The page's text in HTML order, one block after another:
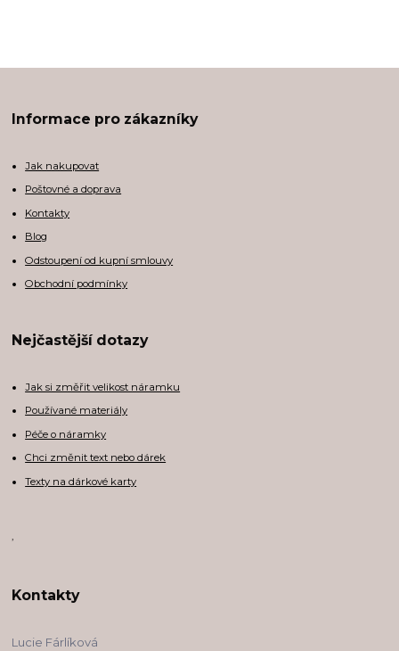
Informace pro zákazníky
Jak nakupovat
Poštovné a doprava
Kontakty
Blog
Odstoupení od kupní smlouvy
Obchodní podmínky
Nejčastější dotazy
Jak si změřit velikost náramku
Používané materiály
Péče o náramky
Chci změnit text nebo dárek
Texty na dárkové karty
,
Kontakty
Lucie Fárlíková